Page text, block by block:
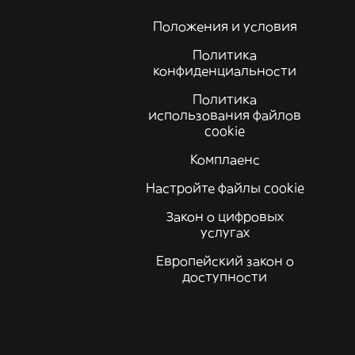
Положения и условия
Политика
конфиденциальности
Политика
использования файлов
cookie
Комплаенс
Настройте файлы cookie
Закон о цифровых
услугах
Европейский закон о
доступности